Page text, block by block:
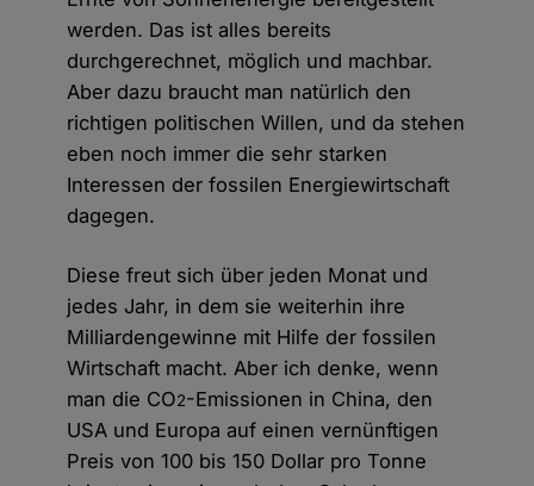
werden. Das ist alles bereits
durchgerechnet, möglich und machbar.
Aber dazu braucht man natürlich den
richtigen politischen Willen, und da stehen
eben noch immer die sehr starken
Interessen der fossilen Energiewirtschaft
dagegen.
Diese freut sich über jeden Monat und
jedes Jahr, in dem sie weiterhin ihre
Milliardengewinne mit Hilfe der fossilen
Wirtschaft macht. Aber ich denke, wenn
man die CO2-Emissionen in China, den
USA und Europa auf einen vernünftigen
Preis von 100 bis 150 Dollar pro Tonne